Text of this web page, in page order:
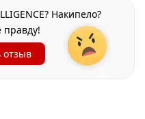
Накипело?
правду!
отзыв